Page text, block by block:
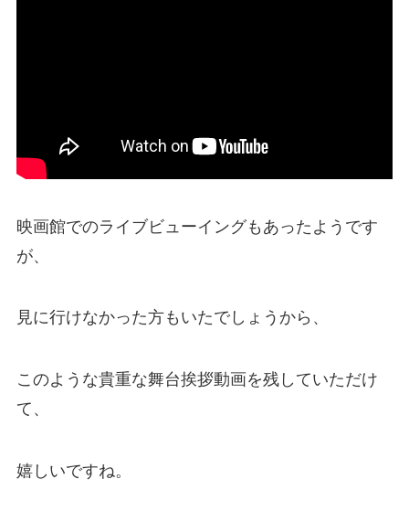
映画館でのライブビューイングもあったようです
が、
見に行けなかった方もいたでしょうから、
このような貴重な舞台挨拶動画を残していただけ
て、
嬉しいですね。